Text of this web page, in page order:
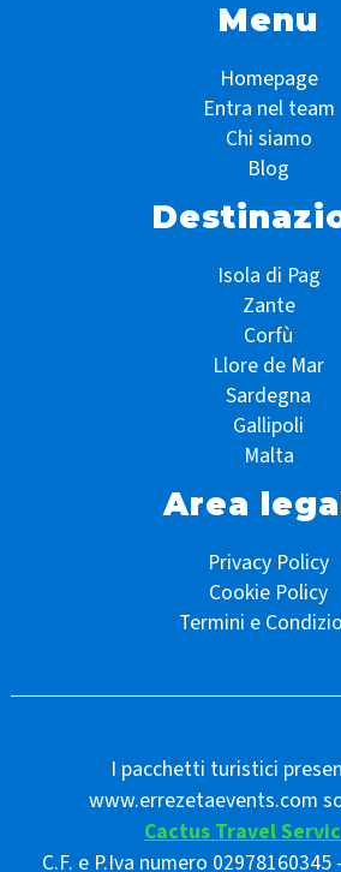
Menu
Homepage
Entra nel team
Chi siamo
Blog
Isola di Pag
Zante
Corfù
Llore de Mar
Sardegna
Gallipoli
Malta
Area
Privacy Policy
Cookie Policy
Termini e
I pacchetti turistici
www.errezetaevents.com
Cactus Travel
C.F. e P.Iva numero 02978160345